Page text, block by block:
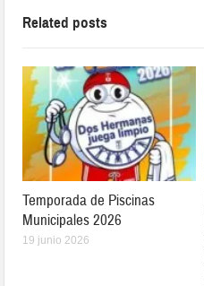
Related posts
Temporada de Piscinas
Municipales 2026
19 junio 2026